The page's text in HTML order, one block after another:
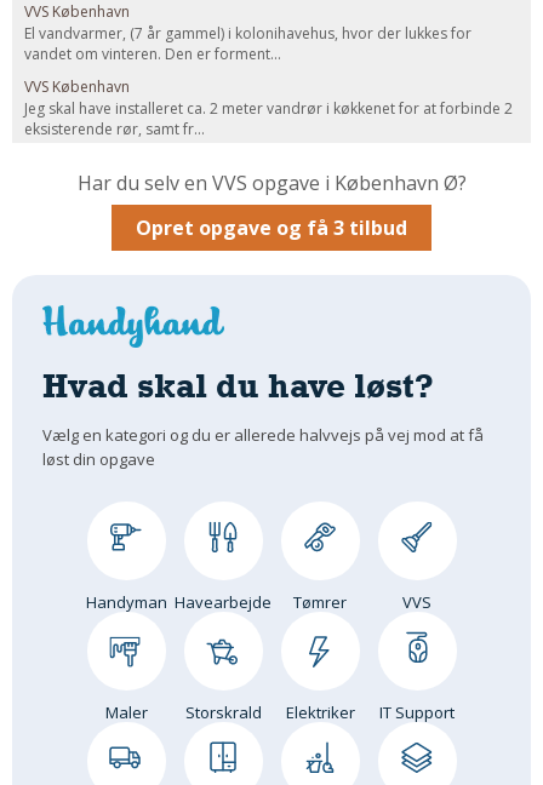
Om Værktøj
GLARMESTER
Udskiftning Og Montage
Om Materialer
Tips Og Tricks
Båd
GARTNER
Beplantning
Skadedyr
RENGØRING
VVS København
El vandvarmer, (7 år gammel) i kolonihavehus, hvor der lukkes for
vandet om vinteren. Den er forment...
VVS København
Jeg skal have installeret ca. 2 meter vandrør i køkkenet for at forbinde 2
eksisterende rør, samt fr...
Har du selv en VVS opgave i København Ø?
Opret opgave og få 3 tilbud
Hvad skal du have løst?
Vælg en kategori og du er allerede halvvejs på vej mod at få
løst din opgave
Handyman Havearbejde Tømrer VVS
Maler Storskrald Elektriker IT Support